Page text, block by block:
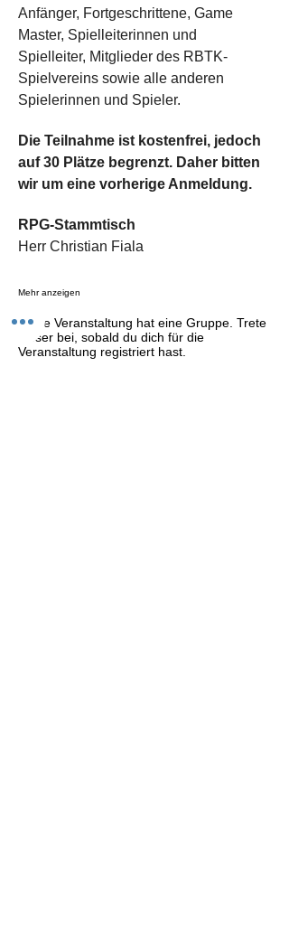
Anfänger, Fortgeschrittene, Game
Master, Spielleiterinnen und
Spielleiter, Mitglieder des RBTK-
Spielvereins sowie alle anderen
Spielerinnen und Spieler.
Die Teilnahme ist kostenfrei, jedoch
auf 30 Plätze begrenzt. Daher bitten
wir um eine vorherige Anmeldung.
RPG-Stammtisch
Herr Christian Fiala
Mehr anzeigen
Diese Veranstaltung hat eine Gruppe. Trete
dieser bei, sobald du dich für die
Veranstaltung registriert hast.